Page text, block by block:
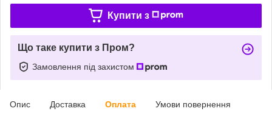
Купити з
Що таке купити з Пром?
Замовлення під захистом
Опис Доставка Оплата Умови повернення